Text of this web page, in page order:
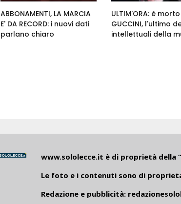
ABBONAMENTI, LA MARCIA
E' DA RECORD: i nuovi dati
parlano chiaro
ULTIM'ORA: è morto
GUCCINI, l'ultimo
intellettuali della
www.sololecce.it è di proprietà della
Le foto e i contenuti sono di
Redazione e pubblicità: